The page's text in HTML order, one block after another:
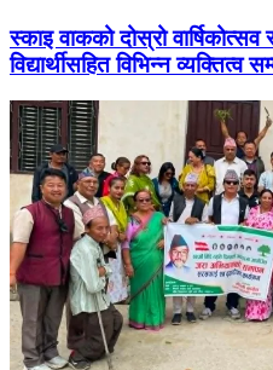
स्काइ वाकको दोस्रो
विद्यार्थीसहित विभिन्न व्यक्तित्व